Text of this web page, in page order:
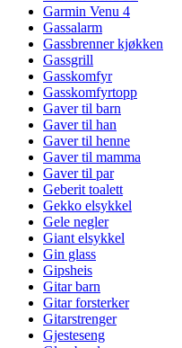
Garmin Venu 4
Gassalarm
Gassbrenner kjøkken
Gassgrill
Gasskomfyr
Gasskomfyrtopp
Gaver til barn
Gaver til han
Gaver til henne
Gaver til mamma
Gaver til par
Geberit toalett
Gekko elsykkel
Gele negler
Giant elsykkel
Gin glass
Gipsheis
Gitar barn
Gitar forsterker
Gitarstrenger
Gjesteseng